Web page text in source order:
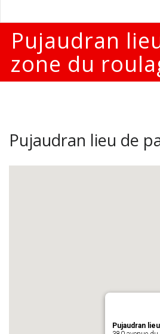
Pujaudran
zone du
Pujaudran lieu de
Pujaudran